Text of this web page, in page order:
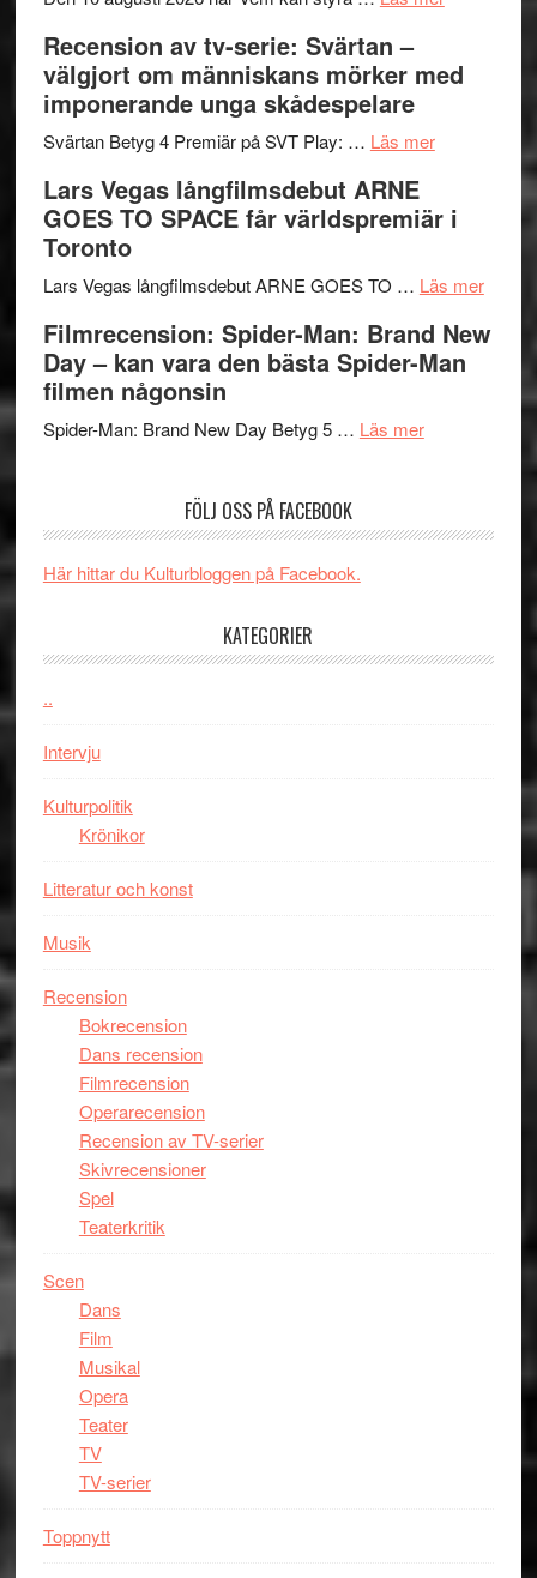
rolig
spännande
Jackie
i
valet
Vem
styra
Recension av tv-serie: Svärtan –
välgjort om människans mörker med
imponerande unga skådespelare
Svärtan Betyg 4 Premiär på SVT Play: … Läs merom
tv-
Svärtan
välgjort
om
Lars Vegas långfilmsdebut ARNE
GOES TO SPACE får världspremiär i
Toronto
Lars Vegas långfilmsdebut ARNE GOES TO … Läs merom
Vegas
ARNE
Filmrecension: Spider-Man: Brand New
Day – kan vara den bästa Spider-Man
filmen någonsin
Spider-Man: Brand New Day Betyg 5 … Läs merom
Brand
kan
FÖLJ OSS PÅ FACEBOOK
Här hittar du Kulturbloggen på Facebook.
KATEGORIER
..
Intervju
Kulturpolitik
Krönikor
Litteratur och konst
Musik
Recension
Bokrecension
Dans recension
Filmrecension
Operarecension
Recension av TV-serier
Skivrecensioner
Spel
Teaterkritik
Scen
Dans
Film
Musikal
Opera
Teater
TV
TV-serier
Toppnytt